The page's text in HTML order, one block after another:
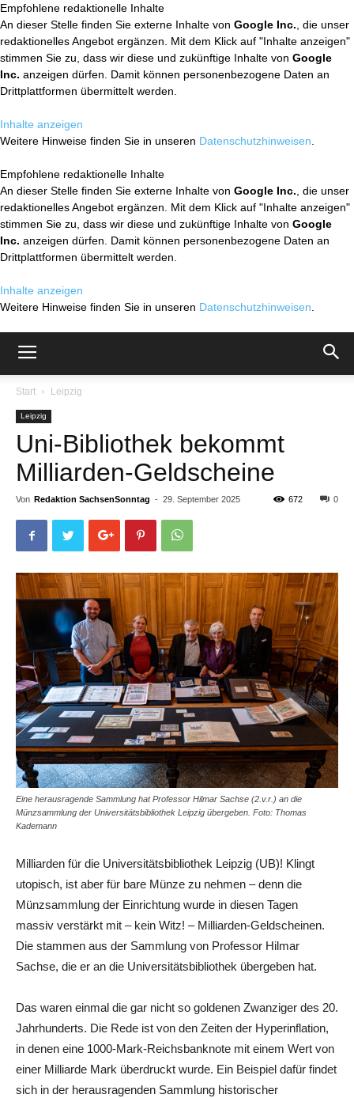
Empfohlene redaktionelle Inhalte
An dieser Stelle finden Sie externe Inhalte von Google Inc. , die unser
redaktionelles Angebot ergänzen. Mit dem Klick auf "Inhalte anzeigen"
stimmen Sie zu, dass wir diese und zukünftige Inhalte von Google
Inc. anzeigen dürfen. Damit können personenbezogene Daten an
Drittplattformen übermittelt werden.
Inhalte anzeigen
Weitere Hinweise finden Sie in unseren Datenschutzhinweisen
Empfohlene redaktionelle Inhalte
An dieser Stelle finden Sie externe Inhalte von Google Inc. , die unser
redaktionelles Angebot ergänzen. Mit dem Klick auf "Inhalte anzeigen"
stimmen Sie zu, dass wir diese und zukünftige Inhalte von Google
Inc. anzeigen dürfen. Damit können personenbezogene Daten an
Drittplattformen übermittelt werden.
Inhalte anzeigen
Weitere Hinweise finden Sie in unseren Datenschutzhinweisen
Start Leipzig
Leipzig
Uni-Bibliothek bekommt
Milliarden-Geldscheine
Von Redaktion SachsenSonntag - 29. September 2025 0
672
Eine herausragende Sammlung hat Professor Hilmar Sachse (2.v.r.) an die
Münzsammlung der Universitätsbibliothek Leipzig übergeben. Foto: Thomas
Kademann
Milliarden für die Universitätsbibliothek Leipzig (UB)! Klingt
utopisch, ist aber für bare Münze zu nehmen – denn die
Münzsammlung der Einrichtung wurde in diesen Tagen
massiv verstärkt mit – kein Witz! – Milliarden-Geldscheinen.
Die stammen aus der Sammlung von Professor Hilmar
Sachse, die er an die Universitätsbibliothek übergeben hat.
Das waren einmal die gar nicht so goldenen Zwanziger des 20.
Jahrhunderts. Die Rede ist von den Zeiten der Hyperinflation,
in denen eine 1000-Mark-Reichsbanknote mit einem Wert von
einer Milliarde Mark überdruckt wurde. Ein Beispiel dafür findet
sich in der herausragenden Sammlung historischer